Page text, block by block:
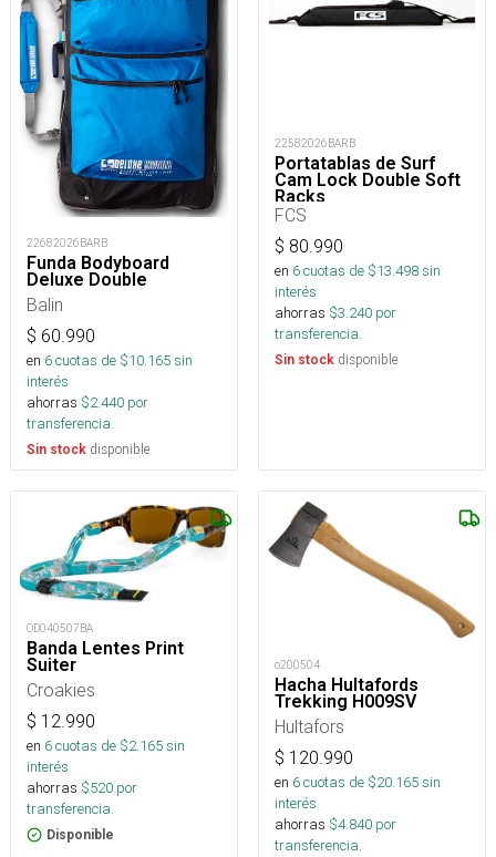
22682026BARB
Funda Bodyboard
Deluxe Double
Balin
$ 60.990
en 6cuotas de $10.165sin
interés
ahorras $2.440 por
transferencia.
Sin stock disponible
22582026BARB
Portatablas de Surf
Cam Lock Double Soft
Racks
FCS
$ 80.990
en 6cuotas de $13.498sin
interés
ahorras $3.240 por
transferencia.
Sin stock disponible
OD040507BA
Banda Lentes Print
Suiter
Croakies
$ 12.990
en 6cuotas de $2.165sin
interés
ahorras $520 por
transferencia.
Disponible
o200504
Hacha Hultafords
Trekking H009SV
Hultafors
$ 120.990
en 6cuotas de $20.165sin
interés
ahorras $4.840 por
transferencia.